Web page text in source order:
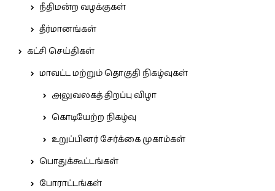
நீதிமன்ற வழக்குகள்
தீர்மானங்கள்
கட்சி செய்திகள்
மாவட்ட மற்றும் தொகுதி நிகழ்வுகள்
அலுவலகத் திறப்பு விழா
கொடியேற்ற நிகழ்வு
உறுப்பினர் சேர்க்கை முகாம்கள்
பொதுக்கூட்டங்கள்
போராட்டங்கள்